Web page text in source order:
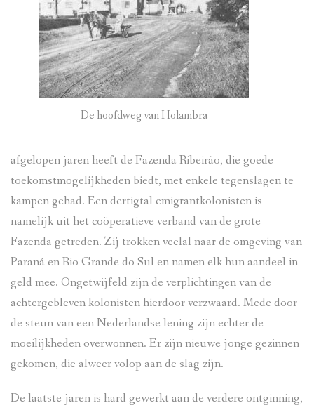
De hoofdweg van Holambra
afgelopen jaren heeft de Fazenda Ribeirão, die goede
toekomstmogelijkheden biedt, met enkele tegenslagen te
kampen gehad. Een dertigtal emigrantkolonisten is
namelijk uit het coöperatieve verband van de grote
Fazenda getreden. Zij trokken veelal naar de omgeving van
Paraná en Rio Grande do Sul en namen elk hun aandeel in
geld mee. Ongetwijfeld zijn de verplichtingen van de
achtergebleven kolonisten hierdoor verzwaard. Mede door
de steun van een Nederlandse lening zijn echter de
moeilijkheden overwonnen. Er zijn nieuwe jonge gezinnen
gekomen, die alweer volop aan de slag zijn.
De laatste jaren is hard gewerkt aan de verdere ontginning,